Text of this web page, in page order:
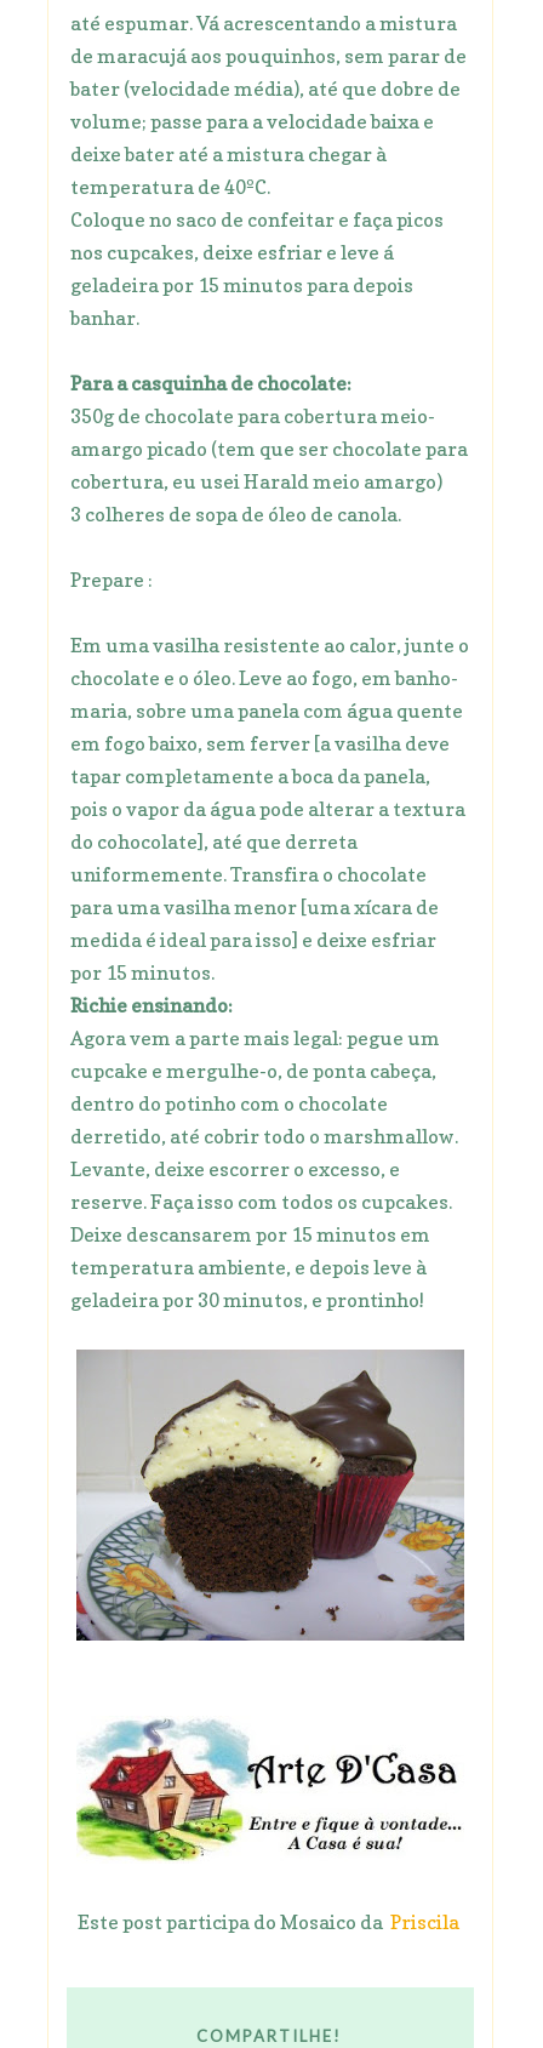
até espumar. Vá acrescentando a mistura
de maracujá aos pouquinhos, sem parar de
bater (velocidade média), até que dobre de
volume; passe para a velocidade baixa e
deixe bater até a mistura chegar à
temperatura de 40ºC.
Coloque no saco de confeitar e faça picos
nos cupcakes, deixe esfriar e leve á
geladeira por 15 minutos para depois
banhar.
Para a casquinha de chocolate:
350g de chocolate para cobertura meio-
amargo picado (tem que ser chocolate para
cobertura, eu usei Harald meio amargo)
3 colheres de sopa de óleo de canola.
Prepare :
Em uma vasilha resistente ao calor, junte o
chocolate e o óleo. Leve ao fogo, em banho-
maria, sobre uma panela com água quente
em fogo baixo, sem ferver [a vasilha deve
tapar completamente a boca da panela,
pois o vapor da água pode alterar a textura
do cohocolate], até que derreta
uniformemente. Transfira o chocolate
para uma vasilha menor [uma xícara de
medida é ideal para isso] e deixe esfriar
por 15 minutos.
Richie ensinando:
Agora vem a parte mais legal: pegue um
cupcake e mergulhe-o, de ponta cabeça,
dentro do potinho com o chocolate
derretido, até cobrir todo o marshmallow.
Levante, deixe escorrer o excesso, e
reserve. Faça isso com todos os cupcakes.
Deixe descansarem por 15 minutos em
temperatura ambiente, e depois leve à
geladeira por 30 minutos, e prontinho!
Este post participa do Mosaico da Priscila
COMPARTILHE!